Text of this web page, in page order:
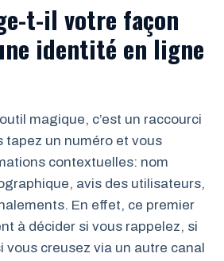
t-il votre façon
identité en ligne
magique, c’est un raccourci
tapez un numéro et vous
contextuelles: nom
avis des utilisateurs,
En effet, ce premier
à décider si vous rappelez, si
vous creusez via un autre canal